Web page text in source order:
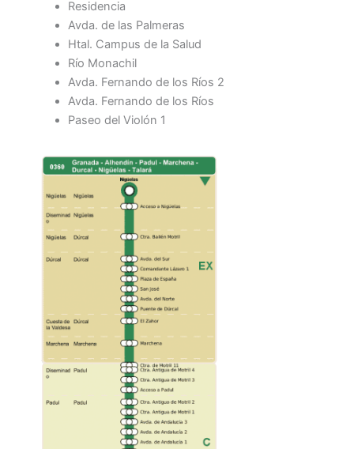
Residencia
Avda. de las Palmeras
Htal. Campus de la Salud
Río Monachil
Avda. Fernando de los Ríos 2
Avda. Fernando de los Ríos
Paseo del Violón 1